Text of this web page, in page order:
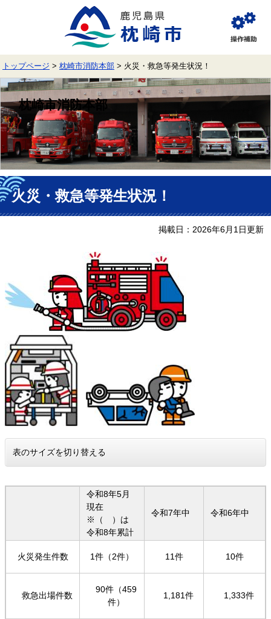
で
す。
ば
し
て
本
文
へ
覧
補
トップページ > 枕崎市消防本部 > 火災・救急等発生状況！
枕崎市消防本部
本
文 火災・救急等発生状況！
掲載日：2026年6月1日更新
表のサイズを切り替える
令和8年5月
現在
※（ ）は
令和8年累計
令和7年中 令和6年中
火災発生件数 1件（2件） 11件 10件
救急出場件数
90件（459
件）
1,181件 1,333件